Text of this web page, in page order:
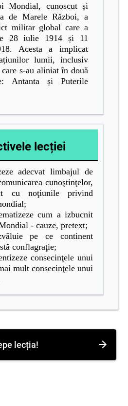
Mondial, cunoscut și
de Marele Război, a
militar global care a
28 iulie 1914 și 11
Acesta a implicat
lumii, inclusiv
s-au aliniat în două
Antanta și Puterile
lecției
adecvat limbajul de
cunoştinţelor,
cu noţiunile privind
cum a izbucnit
- cauze, pretext;
pe ce continent
conflagraţie;
consecinţele unui
mult consecinţele unui
lecția!